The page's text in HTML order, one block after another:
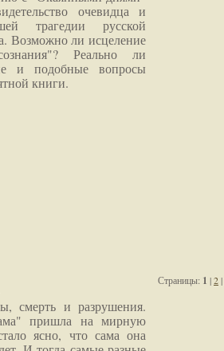
очевидца и
трагедии русской
Возможно ли исцеление
Реально ли
и подобные вопросы
книги.
смерть и разрушения.
пришла на мирную
ясно, что сама она
Страницы: 1 |2|